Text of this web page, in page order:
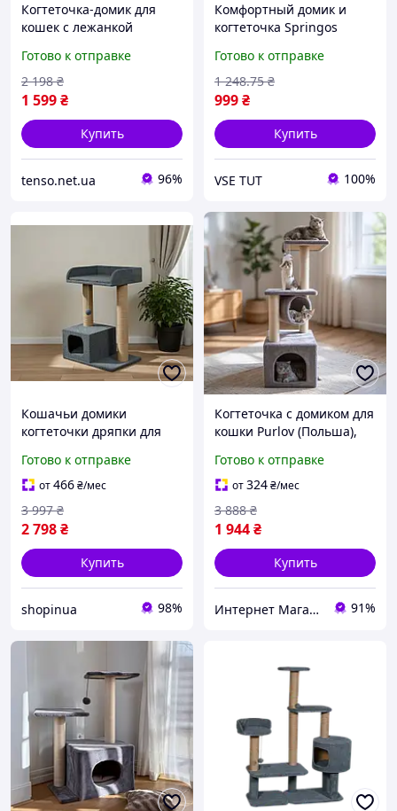
Когтеточка-домик для
кошек с лежанкой
многоуровневый игровой
комплекс кошачье дерево
дряпка
Готово к отправке
1 599₴
2 198 ₴
Купить
tenso.net.ua 96%
Комфортный домик и
когтеточка Springos
развлечений
Готово к отправке
999₴
1 248.75 ₴
Купить
VSE TUT 100%
Кошачьи домики
когтеточки дряпки для
лежанкой для кота
Кошачий домик царапка
с дряпкой Когтедралка
Готово к отправке
от466₴/мес
2 798₴
3 997 ₴
Купить
shopinua 98%
Когтеточка с домиком для
кошки Purlov (Польша),
кошек, Вертикальная
когтеточка для кошек,
MTS
Готово к отправке
от324₴/мес
1 944₴
3 888 ₴
Купить
Интернет Магазин "StepShop" 91%